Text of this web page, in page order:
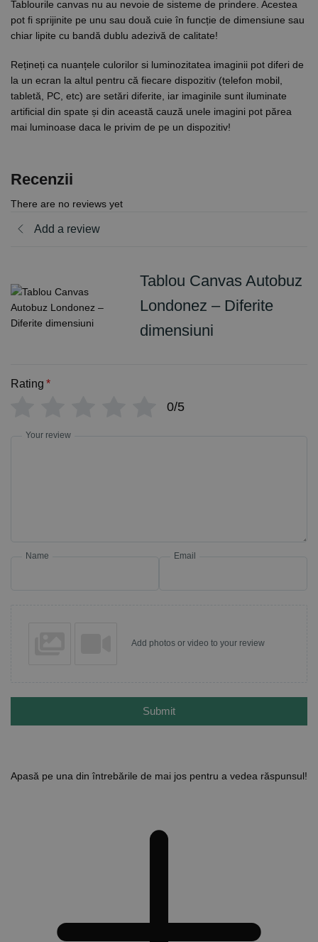
Tablourile canvas nu au nevoie de sisteme de prindere. Acestea
pot fi sprijinite pe unu sau două cuie în funcție de dimensiune sau
chiar lipite cu bandă dublu adezivă de calitate!
Rețineți ca nuanțele culorilor si luminozitatea imaginii pot diferi de
la un ecran la altul pentru că fiecare dispozitiv (telefon mobil,
tabletă, PC, etc) are setări diferite, iar imaginile sunt iluminate
artificial din spate și din această cauză unele imagini pot părea
mai luminoase daca le privim de pe un dispozitiv!
Recenzii
There are no reviews yet
Add a review
Tablou Canvas Autobuz
Londonez – Diferite
dimensiuni
Rating *
0/5
Your review
Name Email
Add photos or video to your review
Submit
Apasă pe una din întrebările de mai jos pentru a vedea răspunsul!